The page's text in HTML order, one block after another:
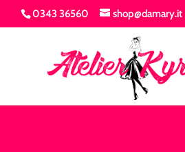
0343 36560 shop@damary.it